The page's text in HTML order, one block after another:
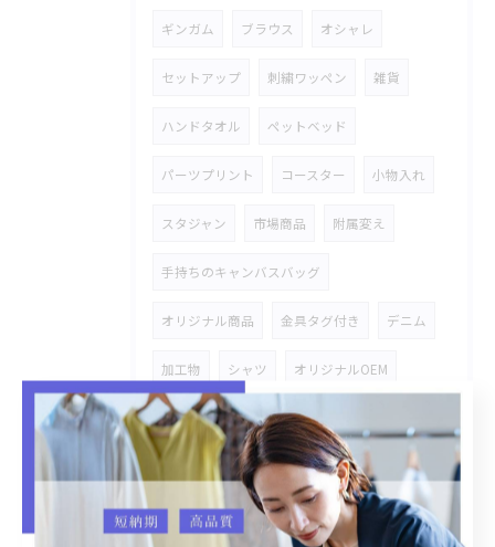
ギンガム ブラウス オシャレ
セットアップ 刺繍ワッペン 雑貨
ハンドタオル ペットベッド
パーツプリント コースター 小物入れ
スタジャン 市場商品 附属変え
手持ちのキャンバスバッグ
オリジナル商品 金具タグ付き デニム
加工物 シャツ オリジナルOEM
レース ステッチワーク
ハトロン紙 ストレッチデニム
デニムセットアップ バックプリント